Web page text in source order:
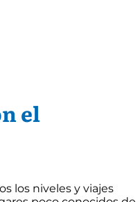
el
los niveles y viajes